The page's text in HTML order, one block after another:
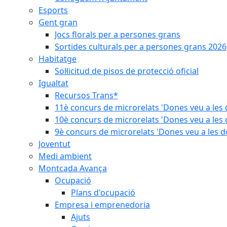
Esports
Gent gran
Jocs florals per a persones grans
Sortides culturals per a persones grans 2026
Habitatge
Sol·licitud de pisos de protecció oficial
Igualtat
Recursos Trans*
11è concurs de microrelats 'Dones veu a les
10è concurs de microrelats 'Dones veu a les
9è concurs de microrelats 'Dones veu a les
Joventut
Medi ambient
Montcada Avança
Ocupació
Plans d'ocupació
Empresa i emprenedoria
Ajuts